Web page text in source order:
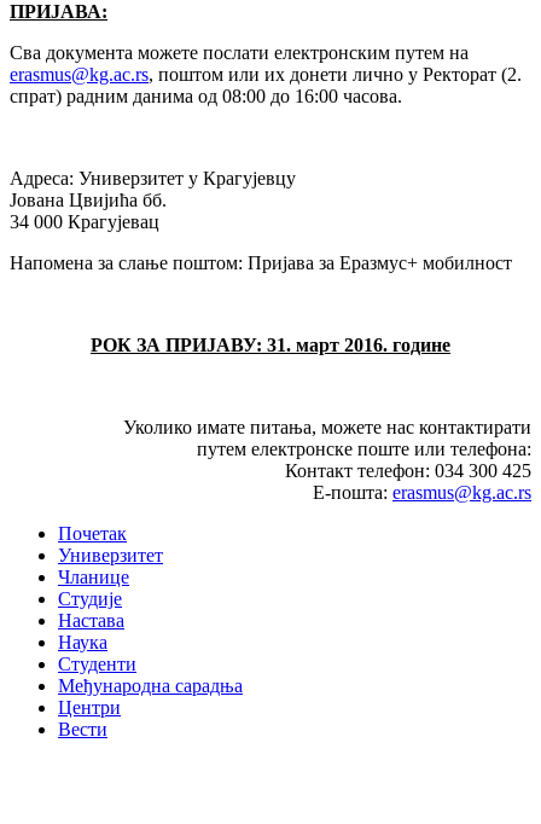
ПРИЈАВА:
Сва документа можете послати електронским путем на
erasmus@kg.ac.rs, поштом или их донети лично у Ректорат (2.
спрат) радним данима од 08:00 до 16:00 часова.
Адреса: Универзитет у Крагујевцу
Јована Цвијића бб.
34 000 Крагујевац
Напомена за слање поштом: Пријава за Еразмус+ мобилност
РОК ЗА ПРИЈАВУ: 31. март 2016. године
Уколико имате питања, можете нас контактирати
путем електронске поште или телефона:
Контакт телефон: 034 300 425
Е-пошта: erasmus@kg.ac.rs
Почетак
Универзитет
Чланице
Студије
Настава
Наука
Студенти
Међународна сарадња
Центри
Вести